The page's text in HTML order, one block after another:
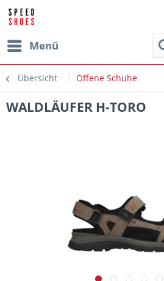
Menü
Übersicht Offene Schuhe
WALDLÄUFER H-TORO